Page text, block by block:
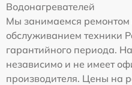
Водонагревателей
Мы занимаемся ремонтом
обслуживанием техники
гарантийного периода.
независимо и не имеет
производителя. Цены на